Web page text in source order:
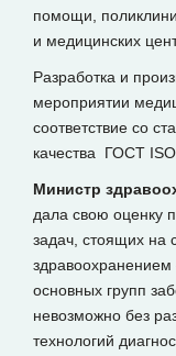
помощи,
и медицинских
Разработка и
мероприятии
соответствие со
качества ГОСТ ISO
Министр
дала свою оценку
задач, стоящих на
здравоохранением
основных групп
невозможно без
технологий